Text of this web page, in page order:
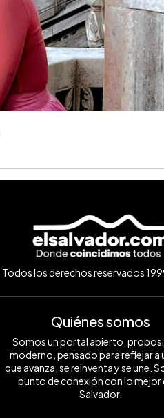
Todos los derechos reservados
Quiénes somos
Somos un portal abierto,
moderno, pensado para reflejar a
que avanza, se reinventa y se une.
punto de conexión con lo mejor
Salvador.